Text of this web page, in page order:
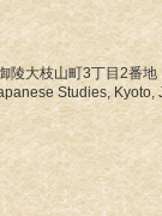
陵大枝山町3丁目2番地
Studies, Kyoto,